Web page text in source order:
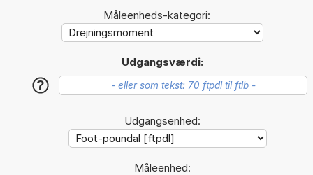
Måleenheds-kategori:
Udgangsværdi:
?
Udgangsenhed:
Måleenhed: